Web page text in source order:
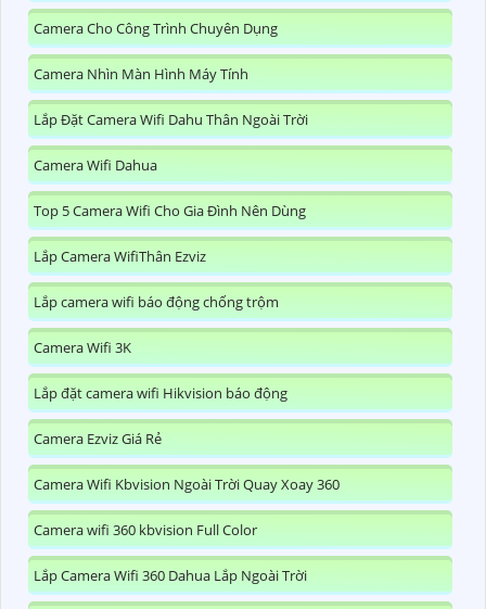
Camera Cho Công Trình Chuyên Dụng
Camera Nhìn Màn Hình Máy Tính
Lắp Đặt Camera Wifi Dahu Thân Ngoài Trời
Camera Wifi Dahua
Top 5 Camera Wifi Cho Gia Đình Nên Dùng
Lắp Camera WifiThân Ezviz
Lắp camera wifi báo động chống trộm
Camera Wifi 3K
Lắp đặt camera wifi Hikvision báo động
Camera Ezviz Giá Rẻ
Camera Wifi Kbvision Ngoài Trời Quay Xoay 360
Camera wifi 360 kbvision Full Color
Lắp Camera Wifi 360 Dahua Lắp Ngoài Trời